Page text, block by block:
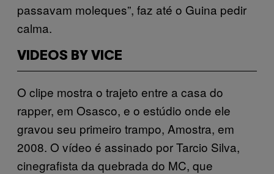
passavam moleques”, faz até o Guina pedir
calma.
VIDEOS BY VICE
O clipe mostra o trajeto entre a casa do
rapper, em Osasco, e o estúdio onde ele
gravou seu primeiro trampo, Amostra, em
2008. O vídeo é assinado por Tarcio Silva,
cinegrafista da quebrada do MC, que